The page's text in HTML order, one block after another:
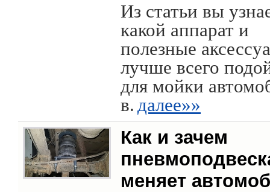
Из статьи вы
какой аппарат и
полезные
лучше всего
для мойки
в. далее»»
Как и зачем
меняет